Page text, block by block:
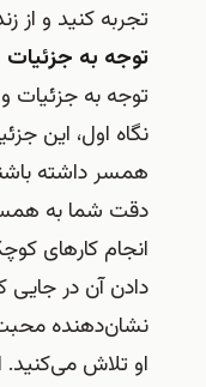
تجربه کنید و از
توجه به
توجه به جزئیات
نگاه اول، این
همسر داشته
دقت شما به
انجام کارهای
دادن آن در جایی
نشان‌دهنده
او تلاش